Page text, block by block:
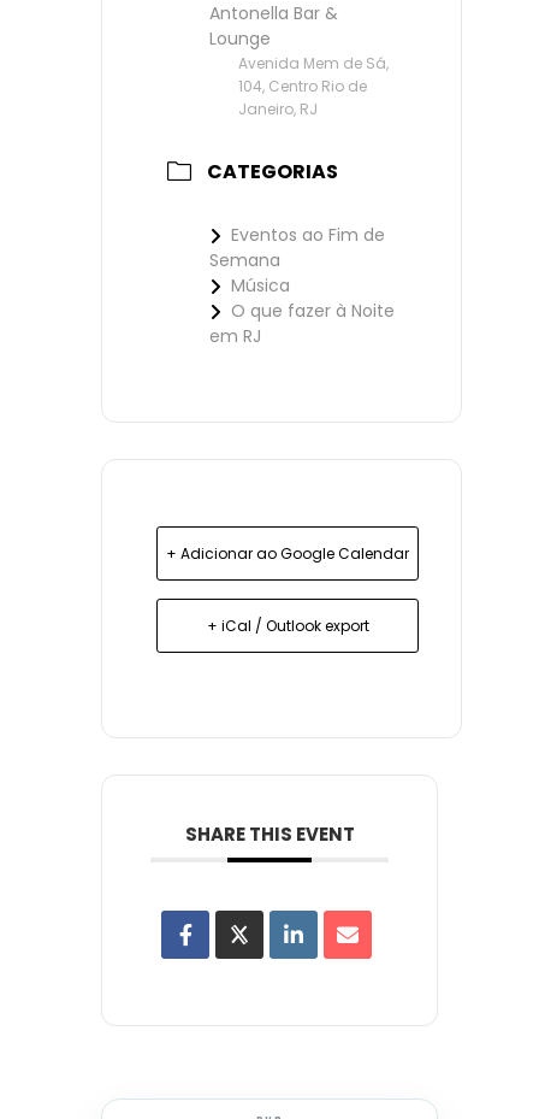
Antonella Bar &
Lounge
Avenida Mem de Sá,
104, Centro Rio de
Janeiro, RJ
CATEGORIAS
Eventos ao Fim de
Semana
Música
O que fazer à Noite
em RJ
+ Adicionar ao Google Calendar
+ iCal / Outlook export
SHARE THIS EVENT